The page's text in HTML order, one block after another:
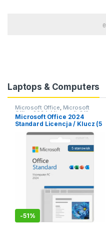
Laptops & Computers
Microsoft Office, Microsoft
Office 2024,Microsoft Office
2024 MacOS,Office dla MacOS
Microsoft Office 2024
Standard Licencja / Klucz (5
stanowisk)
-51%